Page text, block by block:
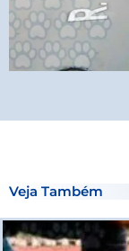
Veja Também